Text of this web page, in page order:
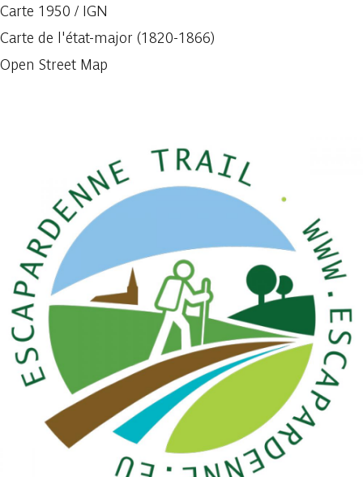
Carte 1950 / IGN
Carte de l'état-major (1820-1866)
Open Street Map